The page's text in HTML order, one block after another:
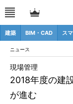
建築 BIM・CAD ス
ニュース
2018年度の建
が進む
現場管理